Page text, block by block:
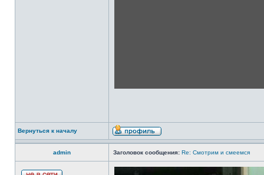
Вернуться к началу
admin Заголовок сообщения: Re: Смотрим и смеемся